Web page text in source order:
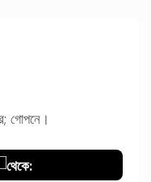
গোপনে।
থেকে: